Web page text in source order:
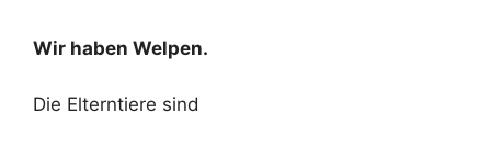
Wir haben Welpen.
Die Elterntiere sind